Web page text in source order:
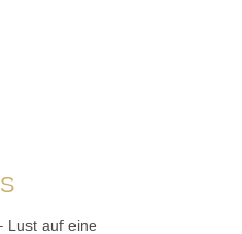
Lust auf eine